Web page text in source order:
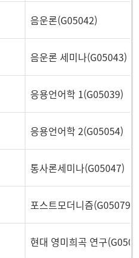
음운론(G05042)
음운론 세미나(G05043)
응용언어학 1(G05039)
응용언어학 2(G05054)
통사론세미나(G05047)
포스트모더니즘(G05079)
현대 영미희곡 연구